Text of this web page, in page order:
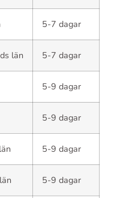
5-7 dagar
län 5-7 dagar
5-9 dagar
5-9 dagar
5-9 dagar
5-9 dagar